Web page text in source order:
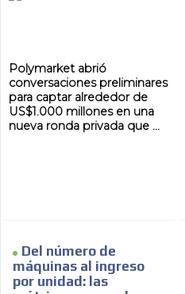
Polymarket abrió
conversaciones preliminares
para captar alrededor de
US$1.000 millones en una
nueva ronda privada que ...
Del número de
máquinas al ingreso
por unidad: las